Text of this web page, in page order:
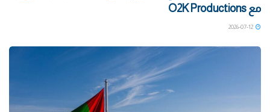
مع O2K Productions
2026-07-12